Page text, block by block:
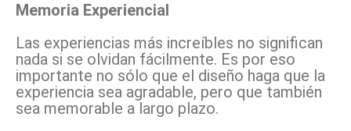
Memoria Experiencial
Las experiencias más increíbles no significan
nada si se olvidan fácilmente. Es por eso
importante no sólo que el diseño haga que la
experiencia sea agradable, pero que también
sea memorable a largo plazo.